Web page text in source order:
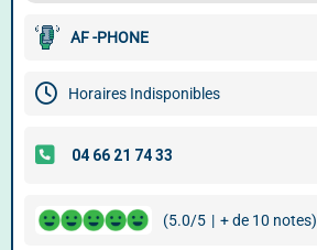
AF -PHONE
Horaires Indisponibles
(5.0/5 | + de 10 notes)